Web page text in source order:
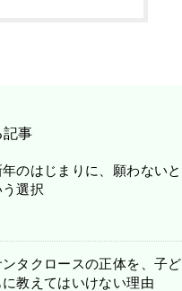
記事
年のはじまりに、願わないと
う選択
ンタクロースの正体を、子ど
に教えてはいけない理由